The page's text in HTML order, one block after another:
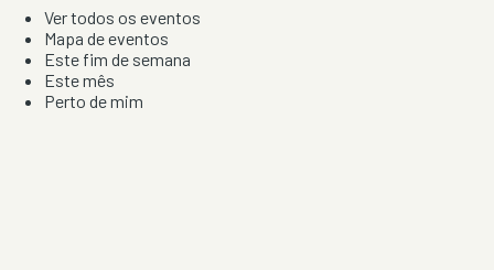
Ver todos os eventos
Mapa de eventos
Este fim de semana
Este mês
Perto de mim